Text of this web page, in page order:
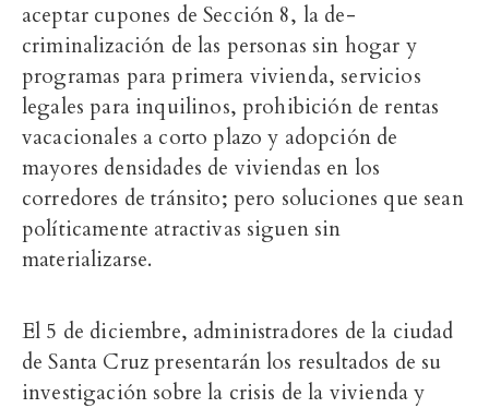
aceptar cupones de Sección 8, la de-
criminalización de las personas sin hogar y
programas para primera vivienda, servicios
legales para inquilinos, prohibición de rentas
vacacionales a corto plazo y adopción de
mayores densidades de viviendas en los
corredores de tránsito; pero soluciones que sean
políticamente atractivas siguen sin
materializarse.
El 5 de diciembre, administradores de la ciudad
de Santa Cruz presentarán los resultados de su
investigación sobre la crisis de la vivienda y